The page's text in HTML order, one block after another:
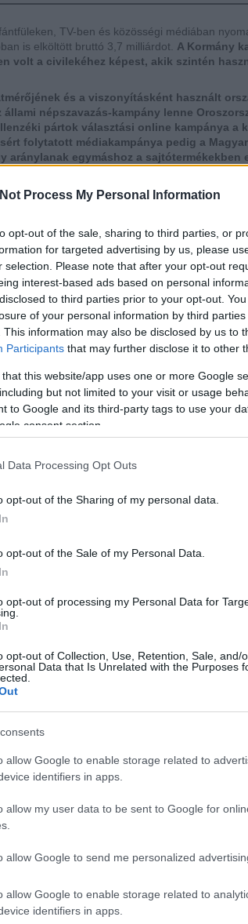
Process My Personal Information
opt-out of the sale, sharing to third parties, or
for targeted advertising by us, please
selection. Please note that after your opt-out
interest-based ads based on personal
to third parties prior to your opt-out.
of your personal information by third parties
This information may also be disclosed by us to
Participants that may further disclose it to other
that this website/app uses one or more Google
but not limited to your visit or usage
to Google and its third-party tags to use your
consent section.
Data Processing Opt Outs
opt-out of the Sharing of my personal data.
opt-out of the Sale of my Personal Data.
opt-out of processing my Personal Data for
opt-out of Collection, Use, Retention, Sale, and/
Data that Is Unrelated with the Purposes
allow Google to enable storage related to
identifiers in apps.
allow my user data to be sent to Google for
allow Google to send me personalized
allow Google to enable storage related to
identifiers in apps.
TV-ben és közösségi médiában
is elköltött bruttó 3,7 milliárdot. A Kormány
volt a civilekéhez képest, akik szintén
és a viszonyításként használt
népszavazás-kampány lenne
pártok választási online kampánya a
folytatott médiakampánya pedig a
aránylanak egymáshoz a sajtótermékekben
közeli médiatermékekhez jutott,
jelentőségű"KESMA holdingMediaworks